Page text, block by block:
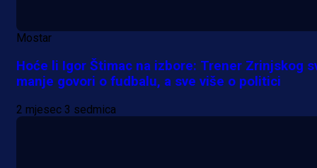
Mostar
Hoće li Igor Štimac na izbore: Trener Zrinjskog
manje govori o fudbalu, a sve više o politici
2 mjesec 3 sedmica